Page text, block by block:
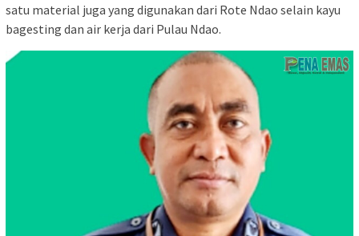
satu material juga yang digunakan dari Rote Ndao selain kayu
bagesting dan air kerja dari Pulau Ndao.